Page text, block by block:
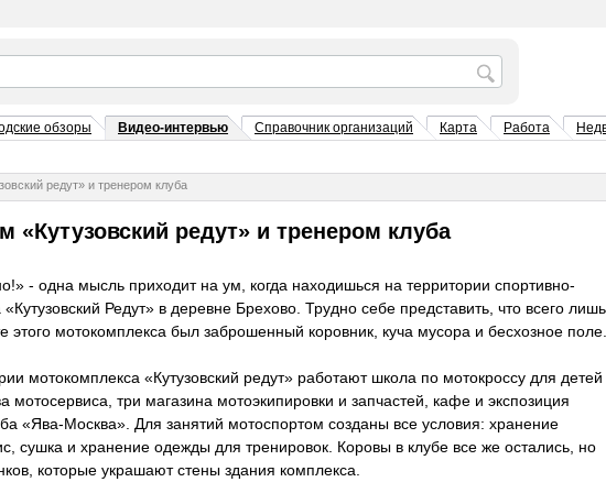
обзоры Видео-интервью Справочник организаций Карта Работа
редут» и тренером клуба
редут» и тренером клуба
- одна мысль приходит на ум, когда находишься на территории спортивно-
«Кутузовский Редут» в деревне Брехово. Трудно себе представить, что всего
этого мотокомплекса был заброшенный коровник, куча мусора и бесхозное поле.
мотокомплекса «Кутузовский редут» работают школа по мотокроссу для детей
мотосервиса, три магазина мотоэкипировки и запчастей, кафе и экспозиция
«Ява-Москва». Для занятий мотоспортом созданы все условия: хранение
сушка и хранение одежды для тренировок. Коровы в клубе все же остались, но
которые украшают стены здания комплекса.